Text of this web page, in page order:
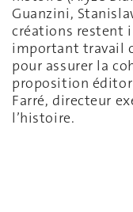
Guanzini,
créations restent
important travail
pour assurer la
proposition
Farré, directeur
l’histoire.